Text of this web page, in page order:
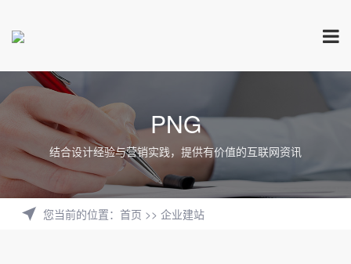
PNG
结合设计经验与营销实践，提供有价值的互联网资讯
您当前的位置： 首页 >> 企业建站